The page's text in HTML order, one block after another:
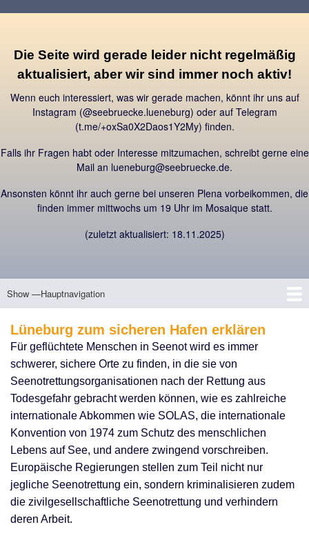
Inhalt
Die Seite wird gerade leider nicht regelmäßig
aktualisiert, aber wir sind immer noch aktiv!
Wenn euch interessiert, was wir gerade machen, könnt ihr uns auf
Instagram (@seebruecke.lueneburg) oder auf Telegram
(t.me/+oxSa0X2Daos1Y2My) finden.
Falls ihr Fragen habt oder Interesse mitzumachen, schreibt gerne eine
Mail an lueneburg@seebruecke.de.
Ansonsten könnt ihr auch gerne bei unseren Plena vorbeikommen, die
finden immer mittwochs um 19 Uhr im Mosaique statt.
(zuletzt aktualisiert: 18.11.2025)
Hauptnavigation
Show —Hauptnavigation
Lüneburg zum sicheren Hafen erklären
Aktionen
Videos
Ticker
Kontakt und nächster Treff
Spenden
Links
Impressum
Patenschaft mit der Ocean Viking
Lüneburg zum sicheren Hafen erklären
Für geflüchtete Menschen in Seenot wird es immer
schwerer, sichere Orte zu finden, in die sie von
Seenotrettungsorganisationen nach der Rettung aus
Todesgefahr gebracht werden können, wie es zahlreiche
internationale Abkommen wie SOLAS, die internationale
Konvention von 1974 zum Schutz des menschlichen
Lebens auf See, und andere zwingend vorschreiben.
Europäische Regierungen stellen zum Teil nicht nur
jegliche Seenotrettung ein, sondern kriminalisieren zudem
die zivilgesellschaftliche Seenotrettung und verhindern
deren Arbeit.